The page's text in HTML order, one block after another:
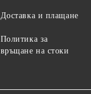
Доставка и плащане
Политика за
връщане на стоки